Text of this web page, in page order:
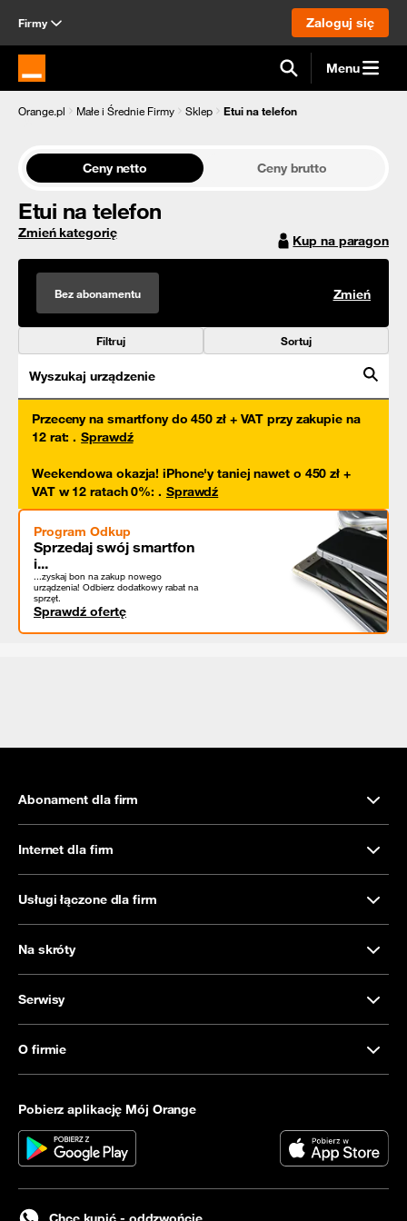
Firmy Zaloguj się
Strona główna Orange.pl Menu
Orange.pl Małe i Średnie Firmy Sklep Etui na telefon
Ceny netto Ceny brutto
Etui na telefon
Zmień kategorię Kup na paragon
Bez abonamentu Zmień
Filtruj Sortuj
Wyszukaj urządzenie
Przeceny na smartfony do 450 zł + VAT przy zakupie na
12 rat: . Sprawdź
Weekendowa okazja! iPhone'y taniej nawet o 450 zł +
VAT w 12 ratach 0%: . Sprawdź
Program Odkup
Sprzedaj swój smartfon
i...
...zyskaj bon na zakup nowego
urządzenia! Odbierz dodatkowy rabat na
sprzęt.
Sprawdź ofertę
Abonament dla firm
Internet dla firm
Usługi łączone dla firm
Na skróty
Serwisy
O firmie
Pobierz aplikację Mój Orange